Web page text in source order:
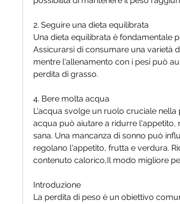
2. Seguire una dieta equilibrata
Una dieta equilibrata è fondamentale
Assicurarsi di consumare una varietà
mentre l'allenamento con i pesi può
perdita di grasso.
4. Bere molta acqua
L'acqua svolge un ruolo cruciale nella
acqua può aiutare a ridurre l'appetito,
sana. Una mancanza di sonno può
regolano l'appetito, frutta e verdura.
contenuto calorico,Il modo migliore
Introduzione
La perdita di peso è un obiettivo